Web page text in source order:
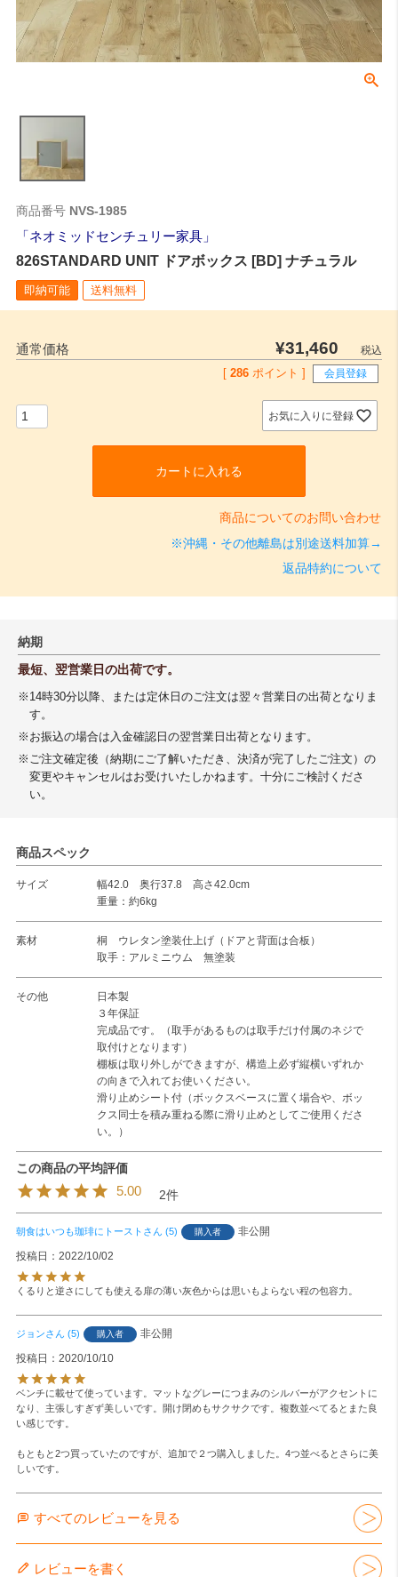
商品番号 NVS-1985
ネオミッドセンチュリー家具
826STANDARD UNIT ドアボックス [BD] ナチュラル
即納可能 送料無料
通常価格 ¥31,460
税込
286 ポイント ] 会員登録
お気に入りに登録
カートに入れる
商品についてのお問い合わせ
※沖縄・その他離島は別途送料加算→
返品特約について
納期
最短、翌営業日の出荷です。
※14時30分以降、または定休日のご注文は翌々営業日の出荷となりま
す。
※お振込の場合は入金確認日の翌営業日出荷となります。
※ご注文確定後（納期にご了解いただき、決済が完了したご注文）の
変更やキャンセルはお受けいたしかねます。十分にご検討くださ
い。
商品スペック
サイズ
幅42.0 奥行37.8 高さ42.0cm
重量：約6kg
素材
桐 ウレタン塗装仕上げ（ドアと背面は合板）
取手：アルミニウム 無塗装
その他
日本製
３年保証
完成品です。（取手があるものは取手だけ付属のネジで
取付けとなります）
棚板は取り外しができますが、構造上必ず縦横いずれか
の向きで入れてお使いください。
滑り止めシート付（ボックスベースに置く場合や、ボッ
クス同士を積み重ねる際に滑り止めとしてご使用くださ
い。）
5.00 2
朝食はいつも珈琲にトースト 5 購入者
非公開
投稿日
2022/10/02
くるりと逆さにしても使える扉の薄い灰色からは思いもよらない程の包容力。
ジョン 5 購入者
非公開
投稿日
2020/10/10
ベンチに載せて使っています。マットなグレーにつまみのシルバーがアクセントに
なり、主張しすぎず美しいです。開け閉めもサクサクです。複数並べてるとまた良
い感じです。
もともと2つ買っていたのですが、追加で２つ購入しました。4つ並べるとさらに美
しいです。
すべてのレビューを見る
レビューを書く